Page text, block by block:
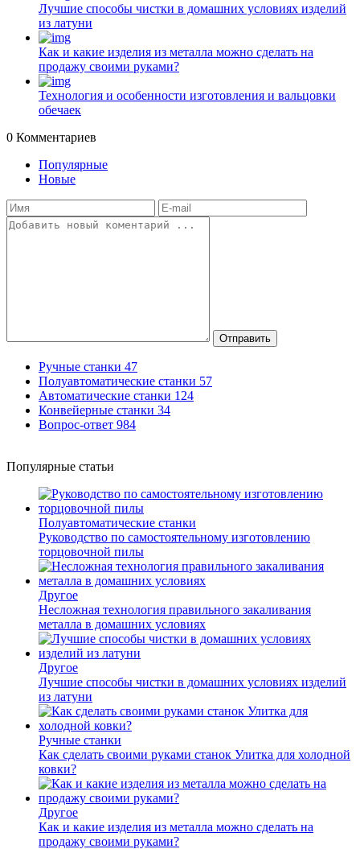
Лучшие способы чистки в домашних условиях изделий
из латуни
Как и какие изделия из металла можно сделать на
продажу своими руками?
Технология и особенности изготовления и вальцовки
обечаек
0 Комментариев
Популярные
Новые
Отправить
Ручные станки 47
Полуавтоматические станки 57
Автоматические станки 124
Конвейерные станки 34
Вопрос-ответ 984
Популярные статьи
Полуавтоматические станки
Руководство по самостоятельному изготовлению
торцовочной пилы
Другое
Несложная технология правильного закаливания
металла в домашних условиях
Другое
Лучшие способы чистки в домашних условиях изделий
из латуни
Ручные станки
Как сделать своими руками станок Улитка для холодной
ковки?
Другое
Как и какие изделия из металла можно сделать на
продажу своими руками?